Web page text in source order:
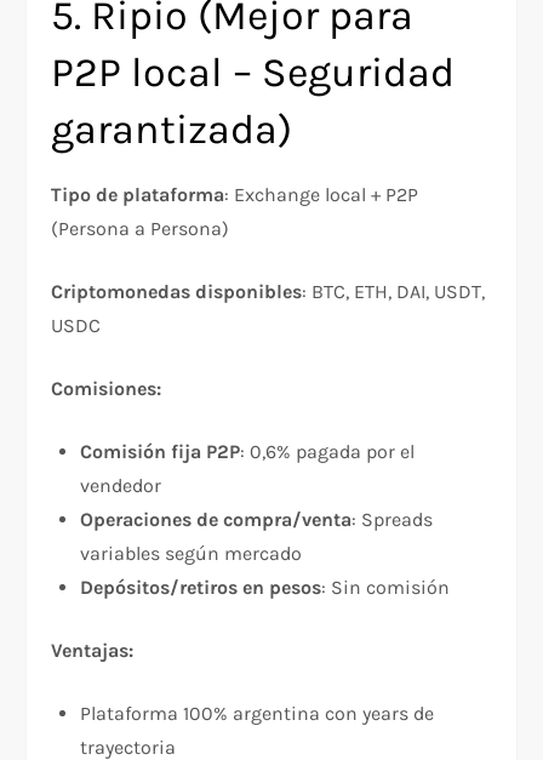
5. Ripio (Mejor para
P2P local – Seguridad
garantizada)
Tipo de plataforma: Exchange local + P2P
(Persona a Persona)
Criptomonedas disponibles: BTC, ETH, DAI, USDT,
USDC​
Comisiones:
Comisión fija P2P: 0,6% pagada por el
vendedor​
Operaciones de compra/venta: Spreads
variables según mercado​
Depósitos/retiros en pesos: Sin comisión​
Ventajas:
Plataforma 100% argentina con years de
trayectoria​